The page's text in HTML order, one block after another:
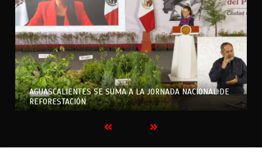
AGUASCALIENTES SE SUMA A LA JORNADA NACIONAL DE
REFORESTACIÓN